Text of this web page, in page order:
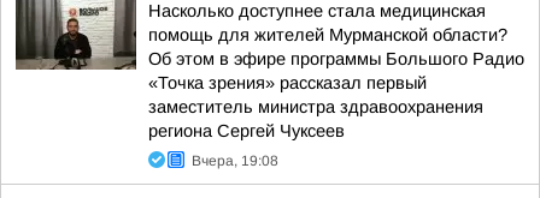
Насколько доступнее стала медицинская
помощь для жителей Мурманской области?
Об этом в эфире программы Большого Радио
«Точка зрения» рассказал первый
заместитель министра здравоохранения
региона Сергей Чуксеев
Вчера, 19:08